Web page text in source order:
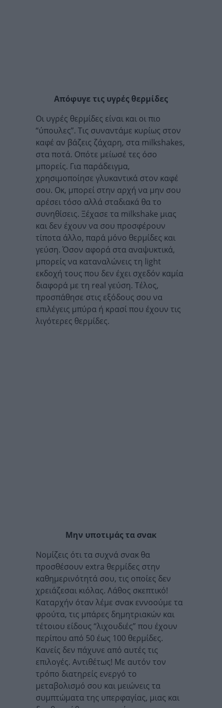
Απόφυγε τις υγρές θερμίδες
Οι υγρές θερμίδες είναι και οι πιο
“ύπουλες”. Τις συναντάμε κυρίως στον
καφέ αν βάζεις ζάχαρη, στα milkshakes,
στα ποτά. Οπότε μείωσέ τες όσο
μπορείς. Για παράδειγμα,
χρησιμοποίησε γλυκαντικά στον καφέ
σου. Οκ, μπορεί στην αρχή να μην σου
αρέσει τόσο αλλά σταδιακά θα το
συνηθίσεις. Ξέχασε τα milkshake μιας
και δεν έχουν να σου προσφέρουν
τίποτα άλλο, παρά μόνο θερμίδες και
γεύση. Όσον αφορά στα αναψυκτικά,
μπορείς να καταναλώνεις τη light
εκδοχή τους που δεν έχει σχεδόν καμία
διαφορά με τη real γεύση. Τέλος,
προσπάθησε στις εξόδους σου να
επιλέγεις μπύρα ή κρασί που έχουν τις
λιγότερες θερμίδες.
Μην υποτιμάς τα σνακ
Νομίζεις ότι τα συχνά σνακ θα
προσθέσουν extra θερμίδες στην
καθημερινότητά σου, τις οποίες δεν
χρειάζεσαι κιόλας. Λάθος σκεπτικό!
Καταρχήν όταν λέμε σνακ εννοούμε τα
φρούτα, τις μπάρες δημητριακών και
τέτοιου είδους “λιχουδιές” που έχουν
περίπου από 50 έως 100 θερμίδες.
Κανείς δεν πάχυνε από αυτές τις
επιλογές. Αντιθέτως! Με αυτόν τον
τρόπο διατηρείς ενεργό το
μεταβολισμό σου και μειώνεις τα
συμπτώματα της υπερφαγίας, μιας και